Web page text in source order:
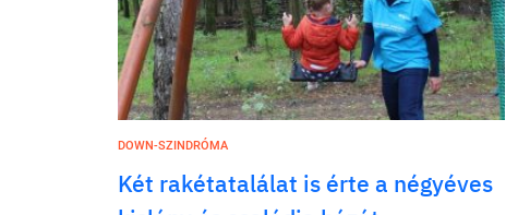
DOWN-SZINDRÓMA
Két rakétatalálat is érte a négyéves